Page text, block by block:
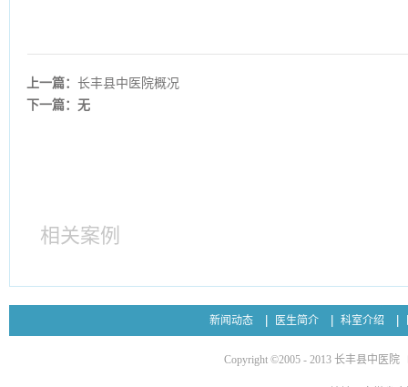
上一篇：长丰县中医院概况
下一篇：无
相关案例
新闻动态 医生简介 科室介绍
Copyright ©2005 - 2013 长丰县中医院